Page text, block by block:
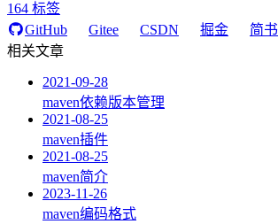
164 标签
GitHub
Gitee CSDN 掘金 简书
相关文章
2021-09-28
maven依赖版本管理
2021-08-25
maven插件
2021-08-25
maven简介
2023-11-26
maven编码格式